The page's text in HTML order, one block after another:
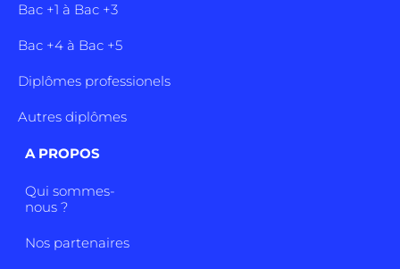
Bac +1 à Bac +3
Bac +4 à Bac +5
Diplômes professionels
Autres diplômes
A PROPOS
Qui sommes-
nous ?
Nos partenaires